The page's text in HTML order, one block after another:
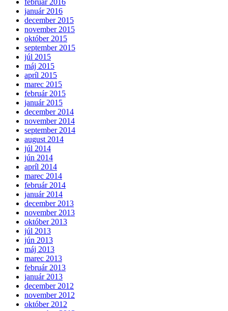
február 2016
január 2016
december 2015
november 2015
október 2015
september 2015
júl 2015
máj 2015
apríl 2015
marec 2015
február 2015
január 2015
december 2014
november 2014
september 2014
august 2014
júl 2014
jún 2014
apríl 2014
marec 2014
február 2014
január 2014
december 2013
november 2013
október 2013
júl 2013
jún 2013
máj 2013
marec 2013
február 2013
január 2013
december 2012
november 2012
október 2012